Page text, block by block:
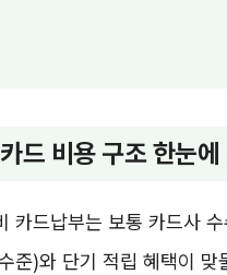
드 비용 구조 한눈에
카드납부는 보통 카드사
)와 단기 적립 혜택이 맞